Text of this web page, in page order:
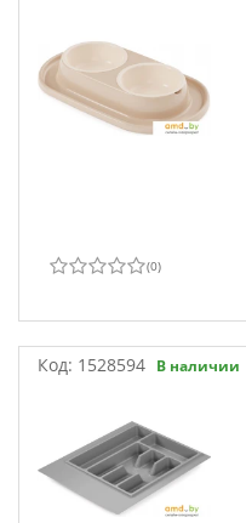
(0)
Код: 1528594 В наличии